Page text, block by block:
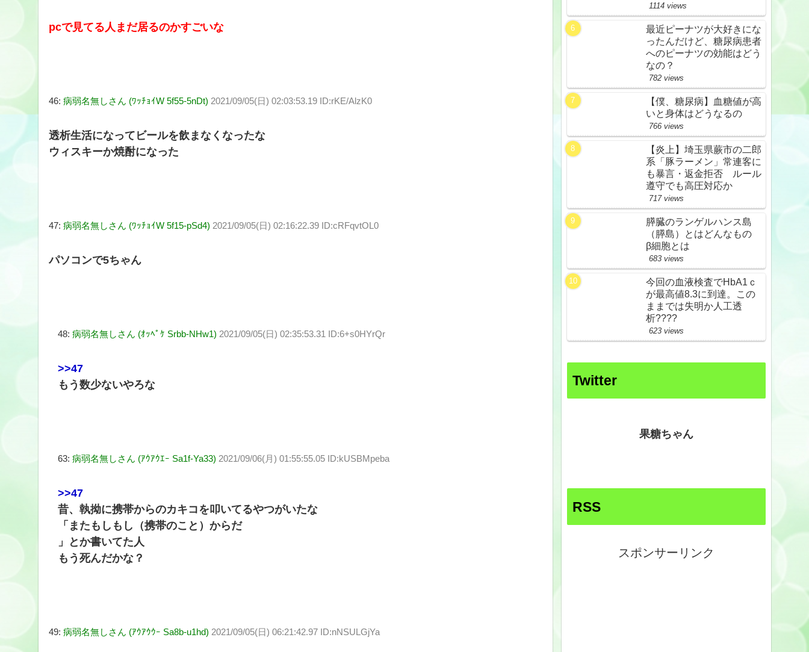
pcで見てる人まだ居るのかすごいな
46: 病弱名無しさん (ﾜｯﾁｮｲW 5f55-5nDt) 2021/09/05(日) 02:03:53.19 ID:rKE/AlzK0
透析生活になってビールを飲まなくなったな
ウィスキーか焼酎になった
47: 病弱名無しさん (ﾜｯﾁｮｲW 5f15-pSd4) 2021/09/05(日) 02:16:22.39 ID:cRFqvtOL0
パソコンで5ちゃん
48: 病弱名無しさん (ｵｯﾍﾟｹ Srbb-NHw1) 2021/09/05(日) 02:35:53.31 ID:6+s0HYrQr
>>47
もう数少ないやろな
63: 病弱名無しさん (ｱｳｱｳｴｰ Sa1f-Ya33) 2021/09/06(月) 01:55:55.05 ID:kUSBMpeba
>>47
昔、執拗に携帯からのカキコを叩いてるやつがいたな
「またもしもし（携帯のこと）からだ
」とか書いてた人
もう死んだかな？
49: 病弱名無しさん (ｱｳｱｳｳｰ Sa8b-u1hd) 2021/09/05(日) 06:21:42.97 ID:nNSULGjYa
1114 views
最近ピーナツが大好きにな
ったんだけど、糖尿病患者
へのピーナツの効能はどう
なの？
782 views
【僕、糖尿病】血糖値が高
いと身体はどうなるの
766 views
【炎上】埼玉県蕨市の二郎
系「豚ラーメン」常連客に
も暴言・返金拒否 ルール
遵守でも高圧対応か
717 views
膵臓のランゲルハンス島
（膵島）とはどんなもの
β細胞とは
683 views
今回の血液検査でHbA1ｃ
が最高値8.3に到達。この
ままでは失明か人工透
析????
623 views
Twitter
果糖ちゃん
RSS
スポンサーリンク